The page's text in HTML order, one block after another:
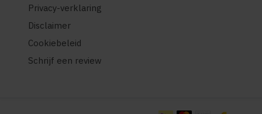
Privacy-verklaring
Disclaimer
Cookiebeleid
Schrijf een review